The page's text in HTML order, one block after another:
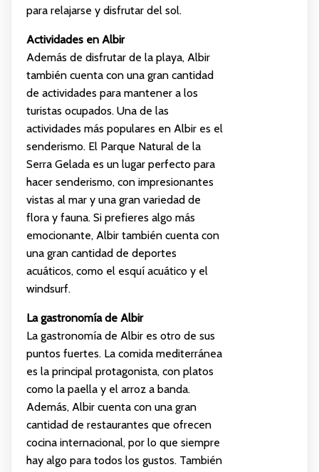
para relajarse y disfrutar del sol.
Actividades en Albir
Además de disfrutar de la playa, Albir
también cuenta con una gran cantidad
de actividades para mantener a los
turistas ocupados. Una de las
actividades más populares en Albir es el
senderismo. El Parque Natural de la
Serra Gelada es un lugar perfecto para
hacer senderismo, con impresionantes
vistas al mar y una gran variedad de
flora y fauna. Si prefieres algo más
emocionante, Albir también cuenta con
una gran cantidad de deportes
acuáticos, como el esquí acuático y el
windsurf.
La gastronomía de Albir
La gastronomía de Albir es otro de sus
puntos fuertes. La comida mediterránea
es la principal protagonista, con platos
como la paella y el arroz a banda.
Además, Albir cuenta con una gran
cantidad de restaurantes que ofrecen
cocina internacional, por lo que siempre
hay algo para todos los gustos. También